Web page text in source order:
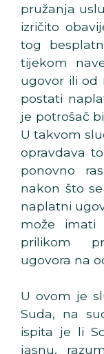
pružanja
izričito
tog
tijekom
ugovor ili od
postati
je potrošač
U takvom
opravdava
ponovno
nakon što
naplatni
može imati
prilikom
ugovora na
U ovom je
Suda, na
ispita je li
jasnu,